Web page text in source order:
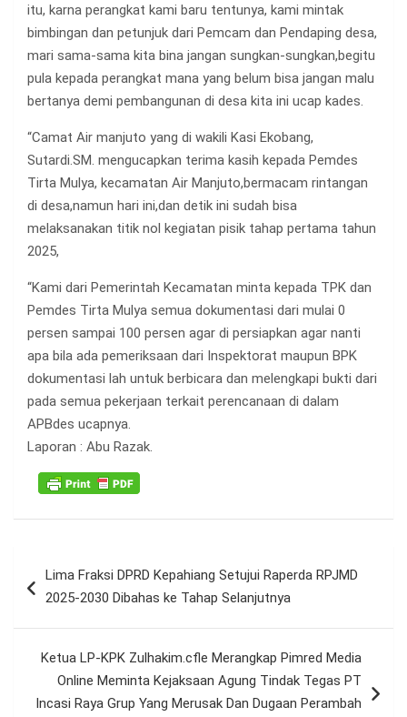
itu, karna perangkat kami baru tentunya, kami mintak
bimbingan dan petunjuk dari Pemcam dan Pendaping desa,
mari sama-sama kita bina jangan sungkan-sungkan,begitu
pula kepada perangkat mana yang belum bisa jangan malu
bertanya demi pembangunan di desa kita ini ucap kades.
“Camat Air manjuto yang di wakili Kasi Ekobang,
Sutardi.SM. mengucapkan terima kasih kepada Pemdes
Tirta Mulya, kecamatan Air Manjuto,bermacam rintangan
di desa,namun hari ini,dan detik ini sudah bisa
melaksanakan titik nol kegiatan pisik tahap pertama tahun
2025,
“Kami dari Pemerintah Kecamatan minta kepada TPK dan
Pemdes Tirta Mulya semua dokumentasi dari mulai 0
persen sampai 100 persen agar di persiapkan agar nanti
apa bila ada pemeriksaan dari Inspektorat maupun BPK
dokumentasi lah untuk berbicara dan melengkapi bukti dari
pada semua pekerjaan terkait perencanaan di dalam
APBdes ucapnya.
Laporan : Abu Razak.
posLima Fraksi DPRD Kepahiang Setujui Raperda RPJMD
2025-2030 Dibahas ke Tahap Selanjutnya
Ketua LP-KPK Zulhakim.cfle Merangkap Pimred Media
Online Meminta Kejaksaan Agung Tindak Tegas PT
Incasi Raya Grup Yang Merusak Dan Dugaan Perambah